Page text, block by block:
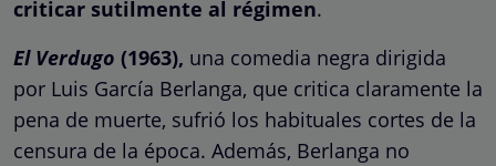
criticar sutilmente al régimen.
El Verdugo (1963), una comedia negra dirigida
por Luis García Berlanga, que critica claramente la
pena de muerte, sufrió los habituales cortes de la
censura de la época. Además, Berlanga no